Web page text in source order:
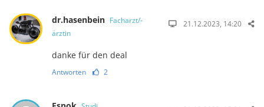
dr.hasenbein Facharzt/-
ärztin
21.12.2023, 14:20
danke für den deal
Antworten 2